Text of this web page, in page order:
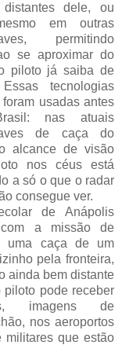
distantes dele, ou
em outras
permitindo
se aproximar do
piloto já saiba de
tecnologias
foram usadas antes
nas atuais
de caça do
alcance de visão
nos céus está
a só o que o radar
consegue ver.
de Anápolis
a missão de
uma caça de um
pela fronteira,
ainda bem distante
piloto pode receber
imagens de
nos aeroportos
militares que estão